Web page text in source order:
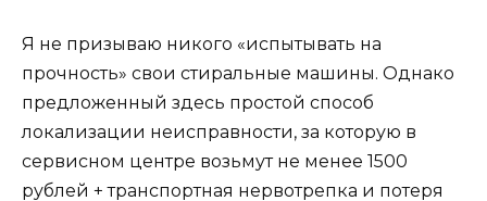
Я не призываю никого «испытывать на
прочность» свои стиральные машины. Однако
предложенный здесь простой способ
локализации неисправности, за которую в
сервисном центре возьмут не менее 1500
рублей + транспортная нервотрепка и потеря